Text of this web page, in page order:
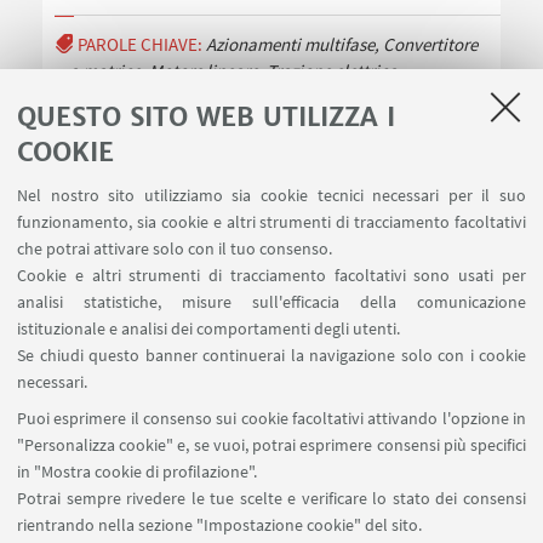
QUESTO SITO WEB UTILIZZA I
COOKIE
Nel nostro sito utilizziamo sia cookie tecnici necessari per il suo
funzionamento, sia cookie e altri strumenti di tracciamento facoltativi
che potrai attivare solo con il tuo consenso.
Cookie e altri strumenti di tracciamento facoltativi sono usati per
analisi statistiche, misure sull'efficacia della comunicazione
istituzionale e analisi dei comportamenti degli utenti.
Se chiudi questo banner continuerai la navigazione solo con i cookie
necessari.
Puoi esprimere il consenso sui cookie facoltativi attivando l'opzione in
"Personalizza cookie" e, se vuoi, potrai esprimere consensi più specifici
in "Mostra cookie di profilazione".
Potrai sempre rivedere le tue scelte e verificare lo stato dei consensi
rientrando nella sezione "Impostazione cookie" del sito.
PAROLE CHIAVE: Azionamenti multifase, Convertitore
a matrice, Motore lineare, Trazione elettrica,
LINK UTILI
Contatti
Area riservata
SEGUI UNIBO SU:
APP: